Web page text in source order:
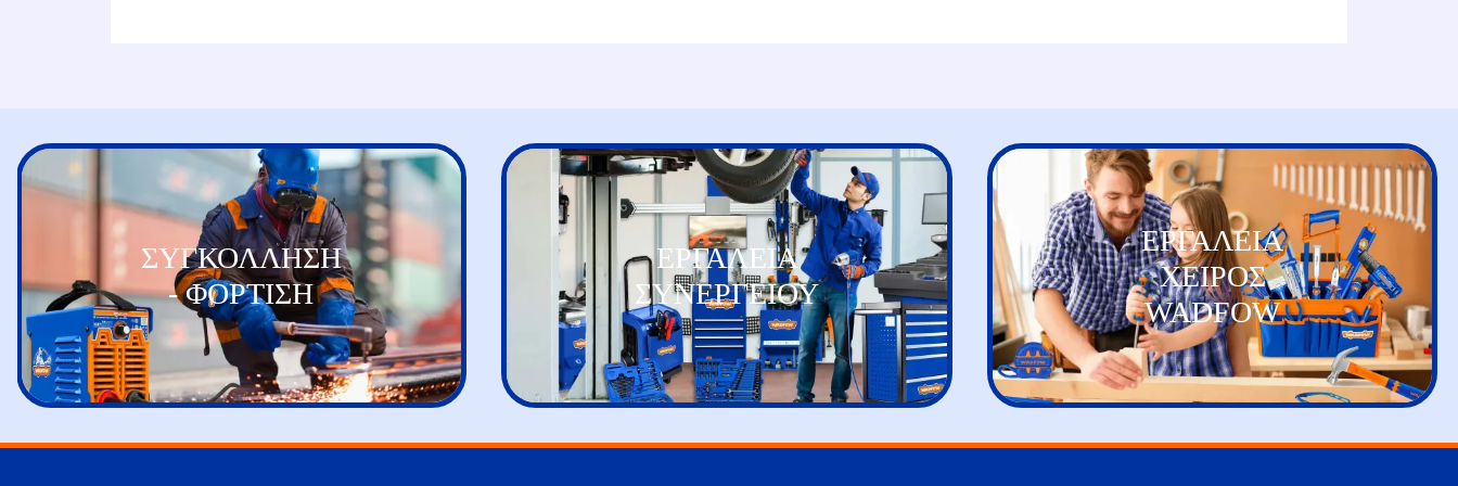
ΣΥΓΚΟΛΛΗΣΗ
- ΦΟΡΤΙΣΗ
ΕΡΓΑΛΕΙΑ
ΣΥΝΕΡΓΕΙΟΥ
ΕΡΓΑΛΕΙΑ
ΧΕΙΡΟΣ
WADFOW